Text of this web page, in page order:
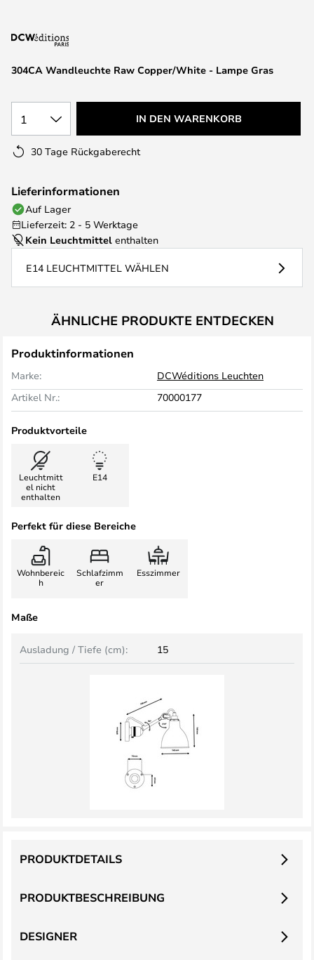
304CA Wandleuchte Raw Copper/White - Lampe Gras
1 IN DEN WARENKORB
30 Tage Rückgaberecht
Lieferinformationen
Auf Lager
Lieferzeit: 2 - 5 Werktage
Kein Leuchtmittel enthalten
E14 LEUCHTMITTEL WÄHLEN
ÄHNLICHE PRODUKTE ENTDECKEN
Produktinformationen
Marke:
DCWéditions Leuchten
Artikel Nr.:
70000177
Produktvorteile
Leuchtmitt
el nicht
enthalten
E14
Perfekt für diese Bereiche
Wohnbereic
h
Schlafzimm
er
Esszimmer
Maße
Ausladung / Tiefe (cm): 15
PRODUKTBESCHREIBUNG
PRODUKTDETAILS
DESIGNER